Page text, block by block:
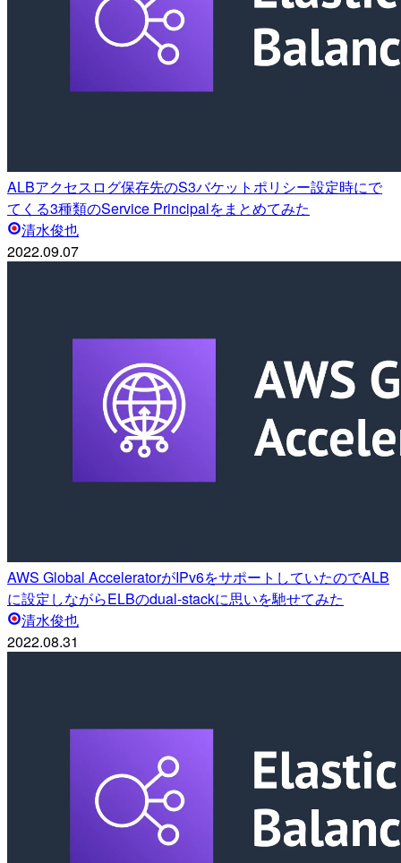
ALBアクセスログ保存先のS3バケットポリシー設定時にで
てくる3種類のService Principalをまとめてみた
清水俊也
2022.09.07
AWS Global AcceleratorがIPv6をサポートしていたのでALB
に設定しながらELBのdual-stackに思いを馳せてみた
清水俊也
2022.08.31